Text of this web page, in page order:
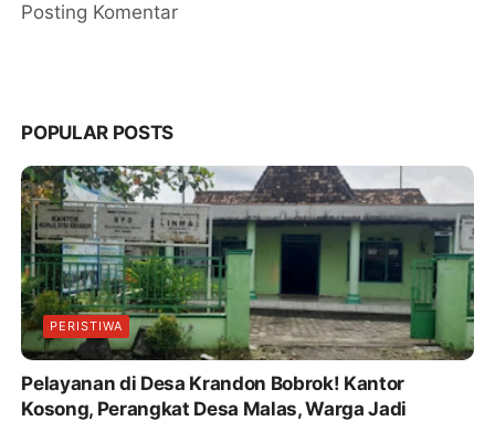
Posting Komentar
POPULAR POSTS
PERISTIWA
Pelayanan di Desa Krandon Bobrok! Kantor
Kosong, Perangkat Desa Malas, Warga Jadi